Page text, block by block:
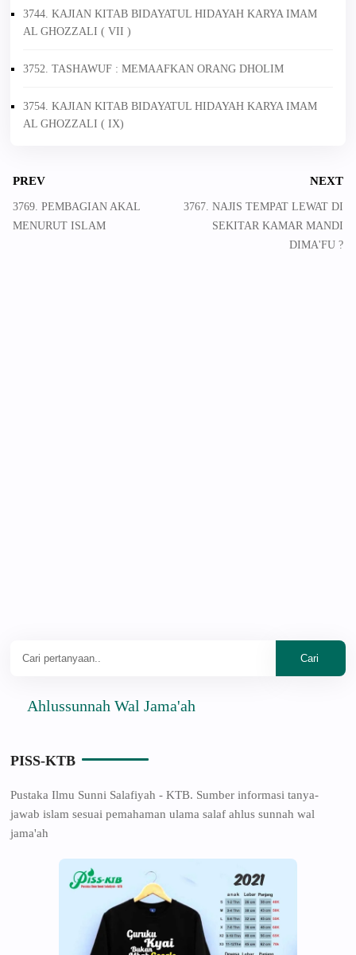
3744. KAJIAN KITAB BIDAYATUL HIDAYAH KARYA IMAM
AL GHOZZALI ( VII )
3752. TASHAWUF : MEMAAFKAN ORANG DHOLIM
3754. KAJIAN KITAB BIDAYATUL HIDAYAH KARYA IMAM
AL GHOZZALI ( IX)
PREV
3769. PEMBAGIAN AKAL
MENURUT ISLAM
NEXT
3767. NAJIS TEMPAT LEWAT DI
SEKITAR KAMAR MANDI
DIMA'FU ?
Wal Jama'ah
PISS-KTB
Pustaka Ilmu Sunni Salafiyah - KTB. Sumber informasi tanya-
jawab islam sesuai pemahaman ulama salaf ahlus sunnah wal
jama'ah